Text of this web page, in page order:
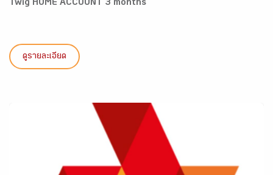
Twig HOME ACCOUNT 3 months
ดูรายละเอียด